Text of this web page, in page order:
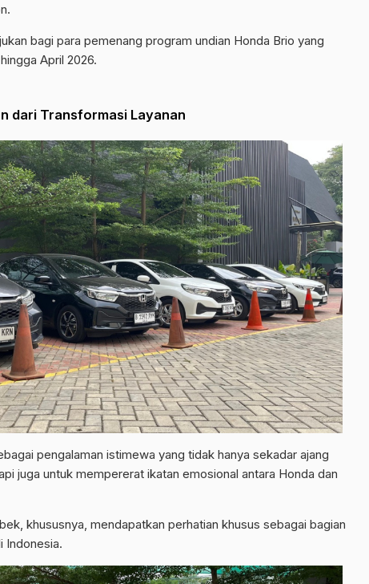
bagi para pemenang program undian Honda Brio yang
April 2026.
dari Transformasi Layanan
pengalaman istimewa yang tidak hanya sekadar ajang
juga untuk mempererat ikatan emosional antara Honda dan
khususnya, mendapatkan perhatian khusus sebagai bagian
Indonesia.